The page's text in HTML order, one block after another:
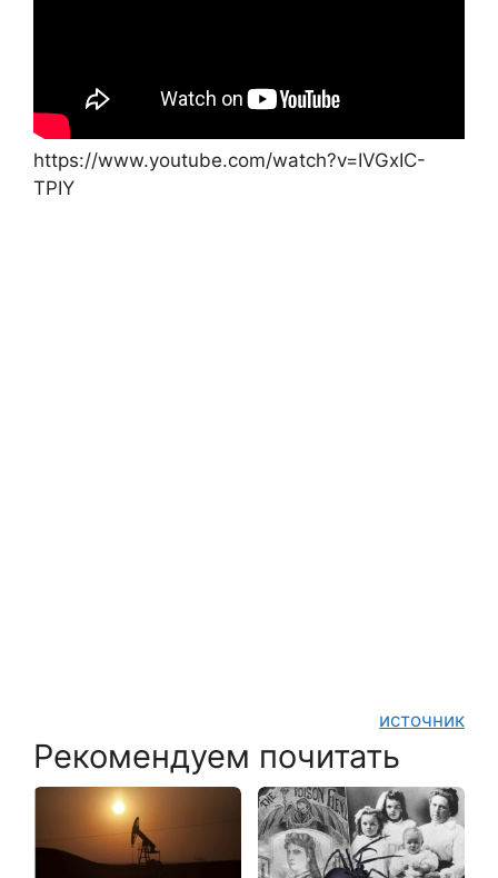
https://www.youtube.com/watch?v=IVGxIC-
TPIY
источник
Рекомендуем почитать